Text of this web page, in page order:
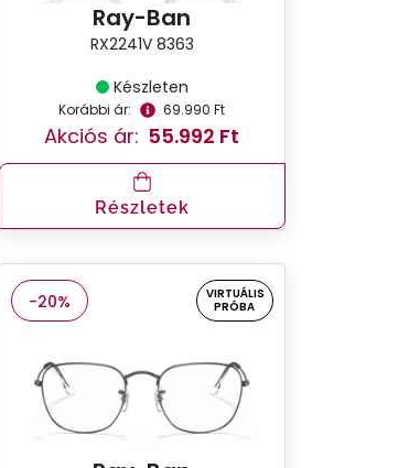
Ray-Ban
RX2241V 8363
Készleten
Korábbi ár: 69.990 Ft
Akciós ár: 55.992 Ft
Részletek
-20%
VIRTUÁLIS
PRÓBA